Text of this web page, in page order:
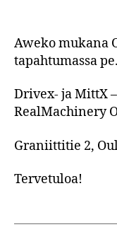
Aweko mukana
tapahtumassa
Drivex- ja MittX
RealMachinery
Graniittitie 2,
Tervetuloa!